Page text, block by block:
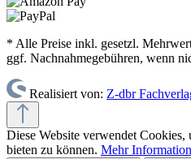
* Alle Preise inkl. gesetzl.
ggf. Nachnahmegebühren, wenn
Realisiert von: Z-dbr
Diese Website verwendet
bieten zu können. Mehr